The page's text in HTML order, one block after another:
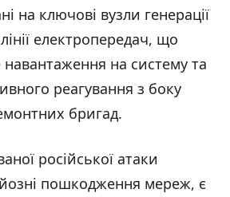
на ключові вузли генерації
електропередач, що
на систему та
реагування з боку
бригад.
російської атаки
пошкодження мереж, є